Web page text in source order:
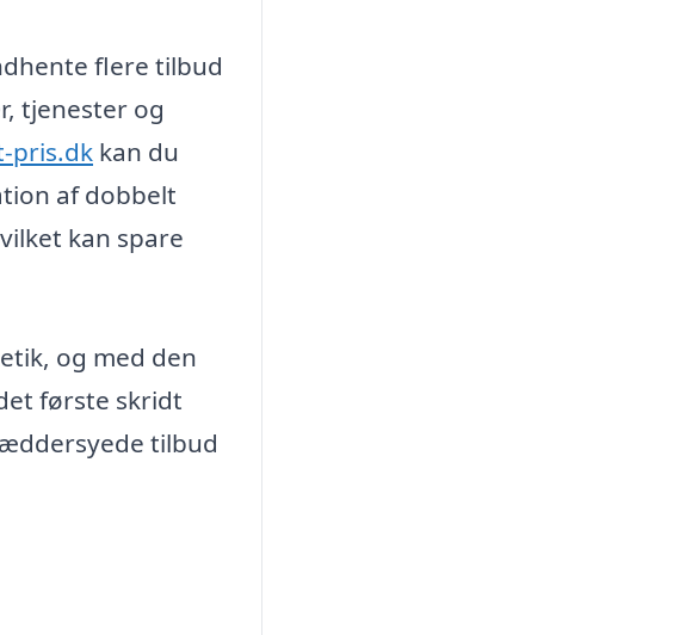
flere tilbud
tjenester og
pris.dk kan du
af dobbelt
kan spare
og med den
første skridt
tilbud